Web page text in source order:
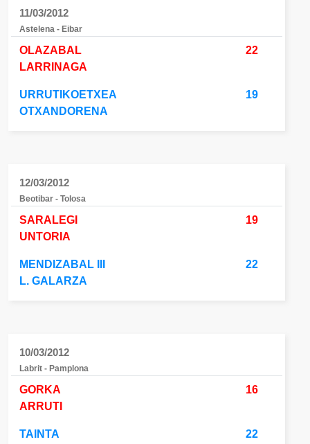
11/03/2012
Astelena - Eibar
OLAZABAL
LARRINAGA
22
URRUTIKOETXEA
OTXANDORENA
19
12/03/2012
Beotibar - Tolosa
SARALEGI
UNTORIA
19
MENDIZABAL III
L. GALARZA
22
10/03/2012
Labrit - Pamplona
GORKA
ARRUTI
16
TAINTA
22